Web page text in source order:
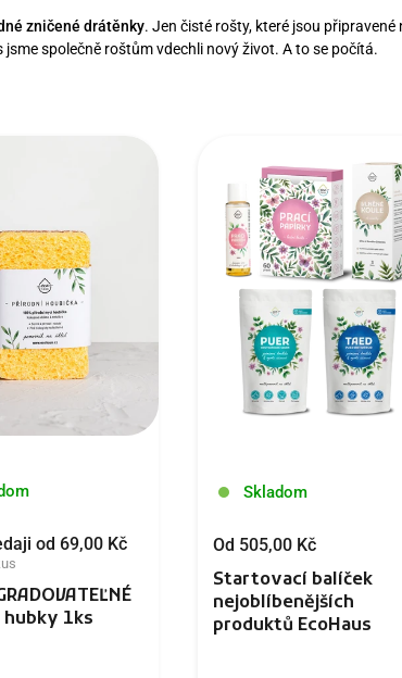
zničené drátěnky. Jen čisté rošty, které jsou připravené
společně roštům vdechli nový život. A to se počítá.
od 69,00 Kč
hubky 1ks
Skladom
Od 505,00 Kč
Startovací balíček
nejoblíbenějších
produktů EcoHaus